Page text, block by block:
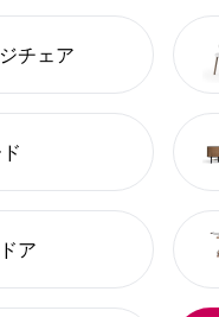
チェア
ア